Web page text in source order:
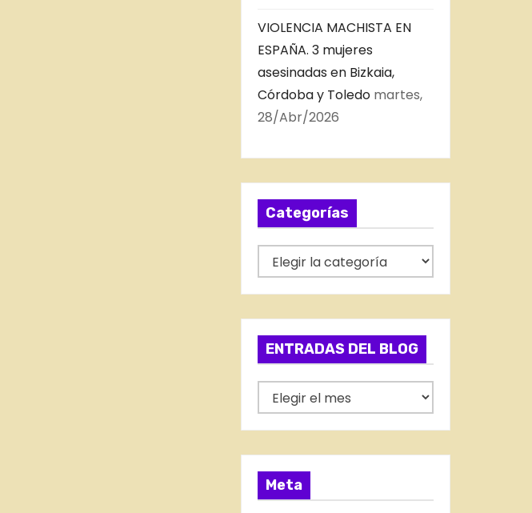
VIOLENCIA MACHISTA EN
ESPAÑA. 3 mujeres
asesinadas en Bizkaia,
Córdoba y Toledo martes,
28/Abr/2026
Categorías
a
t
e
o
í
a
s
ENTRADAS DEL BLOG
N
T
R
D
Meta